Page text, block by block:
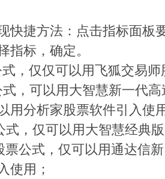
快捷方法：点击指标面板
指标，确定。
，仅仅可以用飞狐交易
，可以用大智慧新一代
用分析家股票软件引入使
式，仅可以用大智慧经典
票公式，仅可以用通达信
使用；